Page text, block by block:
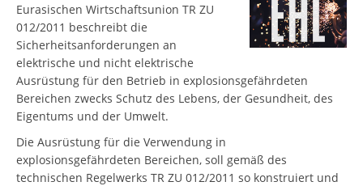
Eurasischen Wirtschaftsunion TR ZU
012/2011 beschreibt die
Sicherheitsanforderungen an
elektrische und nicht elektrische
Ausrüstung für den Betrieb in explosionsgefährdeten
Bereichen zwecks Schutz des Lebens, der Gesundheit, des
Eigentums und der Umwelt.
Die Ausrüstung für die Verwendung in
explosionsgefährdeten Bereichen, soll gemäß des
technischen Regelwerks TR ZU 012/2011 so konstruiert und